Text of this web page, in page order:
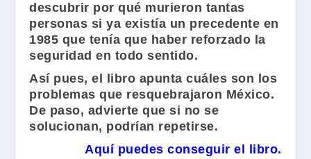
descubrir por qué murieron tantas
personas si ya existía un precedente en
1985 que tenía que haber reforzado la
seguridad en todo sentido.
Así pues, el libro apunta cuáles son los
problemas que resquebrajaron México.
De paso, advierte que si no se
solucionan, podrían repetirse.
Aquí puedes conseguir el libro.